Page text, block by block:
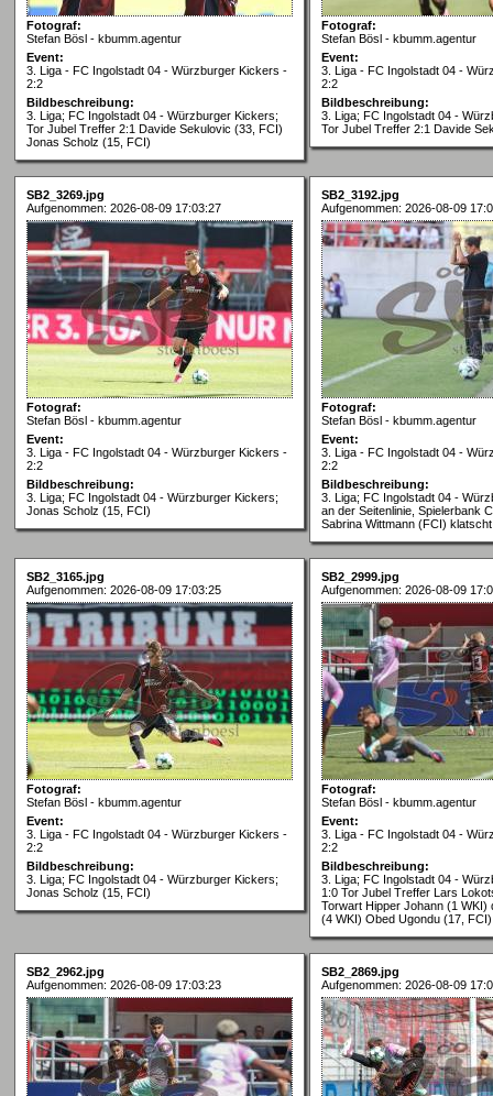
Fotograf:
Stefan Bösl - kbumm.agentur
Event:
3. Liga - FC Ingolstadt 04 - Würzburger Kickers -
2:2
Bildbeschreibung:
3. Liga; FC Ingolstadt 04 - Würzburger Kickers;
Tor Jubel Treffer 2:1 Davide Sekulovic (33, FCI)
Jonas Scholz (15, FCI)
Fotograf:
Stefan Bösl - kbumm.agentur
Event:
3. Liga - FC Ingolstadt 04 -
2:2
Bildbeschreibung:
3. Liga; FC Ingolstadt 04 -
Tor Jubel Treffer 2:1 Davide
SB2_3269.jpg
Aufgenommen: 2026-08-09 17:03:27
Fotograf:
Stefan Bösl - kbumm.agentur
Event:
3. Liga - FC Ingolstadt 04 - Würzburger Kickers -
2:2
Bildbeschreibung:
3. Liga; FC Ingolstadt 04 - Würzburger Kickers;
Jonas Scholz (15, FCI)
SB2_3192.jpg
Aufgenommen: 2026-08-09
Fotograf:
Stefan Bösl - kbumm.agentur
Event:
3. Liga - FC Ingolstadt 04 -
2:2
Bildbeschreibung:
3. Liga; FC Ingolstadt 04 -
an der Seitenlinie, Spielerbank
Sabrina Wittmann (FCI) klatscht
SB2_3165.jpg
Aufgenommen: 2026-08-09 17:03:25
Fotograf:
Stefan Bösl - kbumm.agentur
Event:
3. Liga - FC Ingolstadt 04 - Würzburger Kickers -
2:2
Bildbeschreibung:
3. Liga; FC Ingolstadt 04 - Würzburger Kickers;
Jonas Scholz (15, FCI)
SB2_2999.jpg
Aufgenommen: 2026-08-09
Fotograf:
Stefan Bösl - kbumm.agentur
Event:
3. Liga - FC Ingolstadt 04 -
2:2
Bildbeschreibung:
3. Liga; FC Ingolstadt 04 -
1:0 Tor Jubel Treffer Lars
Torwart Hipper Johann (1 WKI)
(4 WKI) Obed Ugondu (17, FCI)
SB2_2962.jpg
Aufgenommen: 2026-08-09 17:03:23
SB2_2869.jpg
Aufgenommen: 2026-08-09